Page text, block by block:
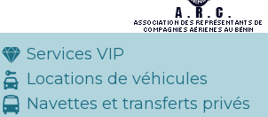
Services VIP
Locations de véhicules
Navettes et transferts privés